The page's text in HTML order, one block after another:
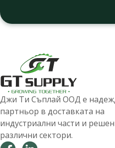
Джи Ти Съплай ООД е
партньор в доставката на
индустриални части и
различни сектори.